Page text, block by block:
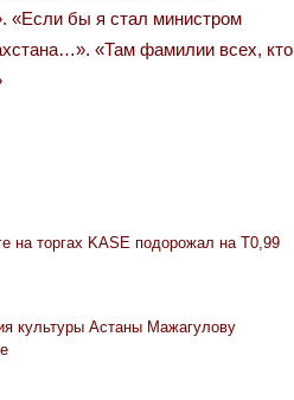
«Если бы я стал министром
«Там фамилии всех, кто
на торгах KASE подорожал на Т0,99
культуры Астаны Мажагулову